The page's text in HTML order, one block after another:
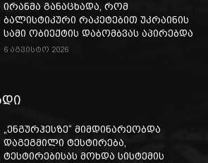
ირანმა განაცხადა, რომ
ბალისტიკური რაკეტებით უკრაინის
სამი ობიექტის დაბომბვას აპირებდა
6 აგვისტო 2026
„ენგურჰესზე“ მიმდინარეობდა
დაგეგმილი ტესტირება,
ტესტირებისას მოხდა სისტემის